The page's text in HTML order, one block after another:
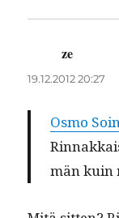
ze
19.12.2012 20:27
Osmo
män kuin